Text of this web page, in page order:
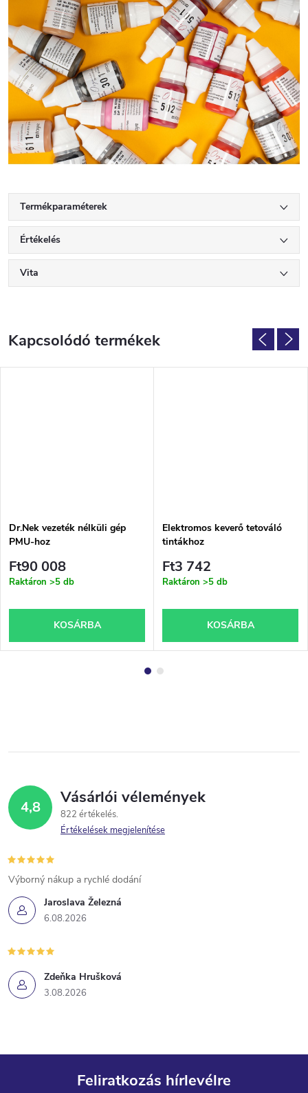
Termékparaméterek
Értékelés
Vita
Kapcsolódó termékek
Dr.Nek vezeték nélküli gép
PMU-hoz
Ft90 008
Raktáron >5 db
KOSÁRBA
Elektromos keverő tetováló
tintákhoz
Ft3 742
Raktáron >5 db
KOSÁRBA
4,8 Vásárlói vélemények
822 értékelés
Értékelések megjelenítése
Jaroslava Železná
6.08.2026
Výborný nákup a rychlé dodání
Zdeňka Hrušková
3.08.2026
Feliratkozás hírlevélre